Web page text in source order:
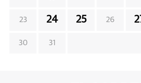
23 24 25 26
30 31